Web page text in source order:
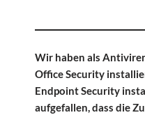
Wir haben als
Office Security
Endpoint Security
aufgefallen, dass die